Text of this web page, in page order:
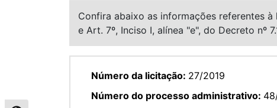
Confira abaixo as informações referentes à
e Art. 7º, Inciso I, alínea "e", do Decreto nº
Número da licitação: 27/2019
Número do processo administrativo: